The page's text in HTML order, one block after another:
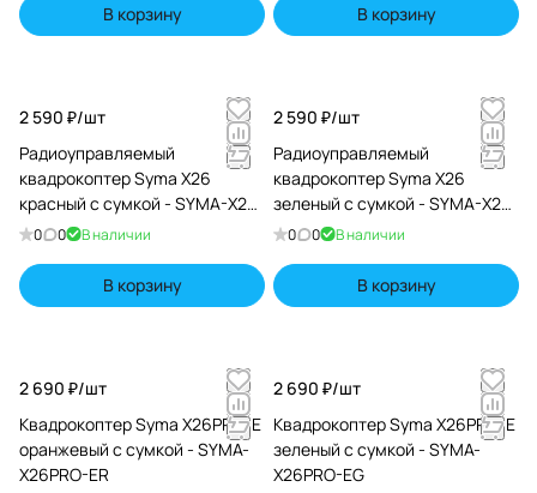
В корзину В корзину
2 590 ₽/шт
Радиоуправляемый
квадрокоптер Syma X26
красный с сумкой - SYMA-X26-
ER0 0 В наличии
В корзину
2 590 ₽/шт
Радиоуправляемый
квадрокоптер Syma X26
зеленый с сумкой - SYMA-X26-
EG
0 0 В наличии
В корзину
2 690 ₽/шт
Квадрокоптер Syma X26PRO-E
оранжевый с сумкой - SYMA-
X26PRO-ER
2 690 ₽/шт
Квадрокоптер Syma X26PRO-E
зеленый с сумкой - SYMA-
X26PRO-EG